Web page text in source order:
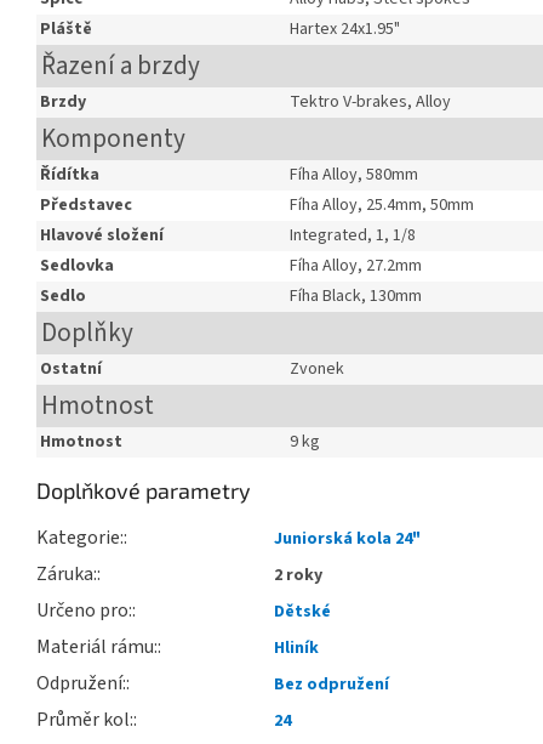
Pláště
Hartex 24x1.95"
Řazení a brzdy
Brzdy Tektro V-brakes, Alloy
Komponenty
Řídítka
Fíha Alloy, 580mm
Představec
Fíha Alloy, 25.4mm, 50mm
Hlavové složení
Integrated, 1, 1/8
Sedlovka
Fíha Alloy, 27.2mm
Sedlo
Fíha Black, 130mm
Doplňky
Ostatní Zvonek
Hmotnost
Hmotnost 9 kg
Doplňkové parametry
Kategorie: Juniorská kola 24"
Záruka: 2 roky
Určeno pro: Dětské
Materiál rámu: Hliník
Odpružení: Bez odpružení
Průměr kol: 24